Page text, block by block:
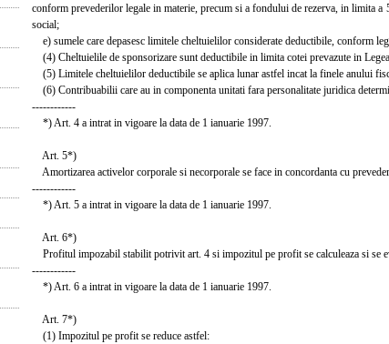
conform prevederilor legale in materie, precum si a fondului de rezerva, in limita
social;
e) sumele care depasesc limitele cheltuielilor considerate deductibile, conform
(4) Cheltuielile de sponsorizare sunt deductibile in limita cotei prevazute in
(5) Limitele cheltuielilor deductibile se aplica lunar astfel incat la finele anului
(6) Contribuabilii care au in componenta unitati fara personalitate juridica
------------
*) Art. 4 a intrat in vigoare la data de 1 ianuarie 1997.
Art. 5*)
Amortizarea activelor corporale si necorporale se face in concordanta cu
------------
*) Art. 5 a intrat in vigoare la data de 1 ianuarie 1997.
Art. 6*)
Profitul impozabil stabilit potrivit art. 4 si impozitul pe profit se calculeaza si se
------------
*) Art. 6 a intrat in vigoare la data de 1 ianuarie 1997.
Art. 7*)
(1) Impozitul pe profit se reduce astfel: